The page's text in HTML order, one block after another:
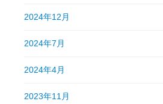
2024年12月
2024年7月
2024年4月
2023年11月